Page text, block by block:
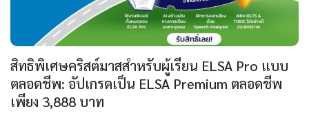
สิทธิพิเศษคริสต์มาสสำหรับผู้เรียน ELSA Pro แบบ
ตลอดชีพ: อัปเกรดเป็น ELSA Premium ตลอดชีพ
เพียง 3,888 บาท